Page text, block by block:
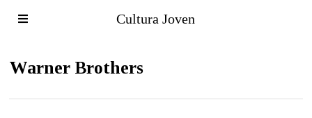
Cultura Joven
Warner Brothers